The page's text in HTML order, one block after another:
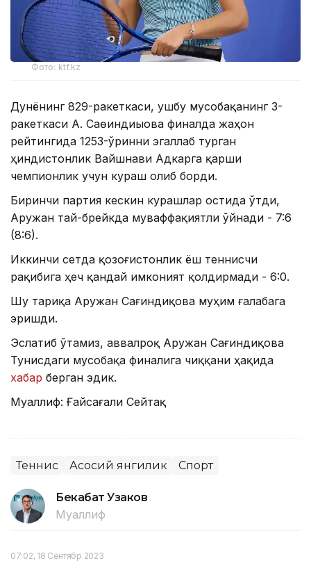
Фото: ktf.kz
Дунёнинг 829-ракеткаси, ушбу мусобақанинг 3-
ракеткаси А. Саөиндиыова финалда жаҳон
рейтингида 1253-ўринни эгаллаб турган
ҳиндистонлик Вайшнави Адкарга қарши
чемпионлик учун кураш олиб борди.
Биринчи партия кескин курашлар остида ўтди,
Аружан тай-брейкда муваффақиятли ўйнади - 7:6
(8:6).
Иккинчи сетда қозоғистонлик ёш теннисчи
рақибига ҳеч қандай имконият қолдирмади - 6:0.
Шу тариқа Аружан Сағиндиқова муҳим ғалабага
эришди.
Эслатиб ўтамиз, аввалроқ Аружан Сағиндиқова
Тунисдаги мусобақа финалига чиққани ҳақида
хабар берган эдик.
Муаллиф: Ғайсағали Сейтақ
Теннис Асосий янгилик Спорт
Бекабат Узаков
Муаллиф
07:02, 18 Сентябр 2023